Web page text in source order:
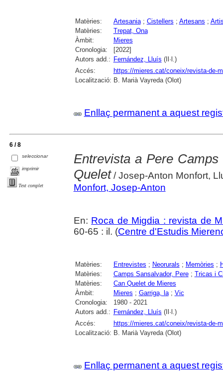
Matèries: Artesania; Cistellers ; Artesans ;
Matèries:
Trepat, Ona
Àmbit:
Mieres
Cronologia:
[2022]
Autors add.: Fernández, Lluís (Il·l.)
Accés:
https://mieres.cat/coneix/revista-de-
Localització: B. Marià Vayreda (Olot)
Enllaç permanent a aquest
6 / 8
seleccionar
imprimir
Text complet
Entrevista a Pere
Quelet/ Josep-Anton Monfort,
Monfort, Josep-Anton
En: Roca de Migdia : revista de
60-65 : il. (Centre d'Estudis
Matèries: Entrevistes ; Neorurals ; Memòries ;
Matèries:
Camps Sansalvador, Pere; Tricas i
Matèries:
Can Quelet de Mieres
Àmbit:
Mieres ; Garriga, la; Vic
Cronologia:
1980 - 2021
Autors add.: Fernández, Lluís (Il·l.)
Accés:
https://mieres.cat/coneix/revista-de-
Localització: B. Marià Vayreda (Olot)
Enllaç permanent a aquest